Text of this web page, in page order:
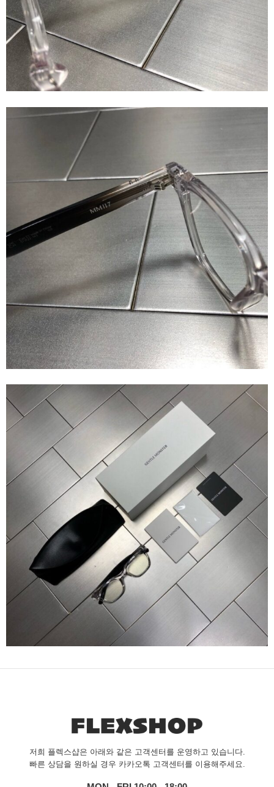
저희 플렉스샵은 아래와 같은 고객센터를 운영하고 있습니다.
빠른 상담을 원하실 경우 카카오톡 고객센터를 이용해주세요.